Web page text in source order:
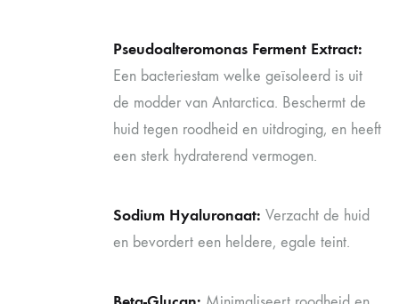
Pseudoalteromonas Ferment Extract:
Een bacteriestam welke geïsoleerd is uit
de modder van Antarctica. Beschermt de
huid tegen roodheid en uitdroging, en heeft
een sterk hydraterend vermogen.
Sodium Hyaluronaat: Verzacht de huid
en bevordert een heldere, egale teint.